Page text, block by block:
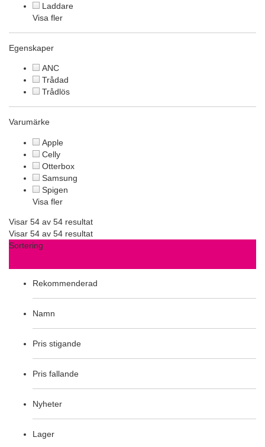
Laddare
Visa fler
Egenskaper
ANC
Trådad
Trådlös
Varumärke
Apple
Celly
Otterbox
Samsung
Spigen
Visa fler
Visar 54 av 54 resultat
Visar 54 av 54 resultat
Sortering
Rekommenderad
Namn
Pris stigande
Pris fallande
Nyheter
Lager